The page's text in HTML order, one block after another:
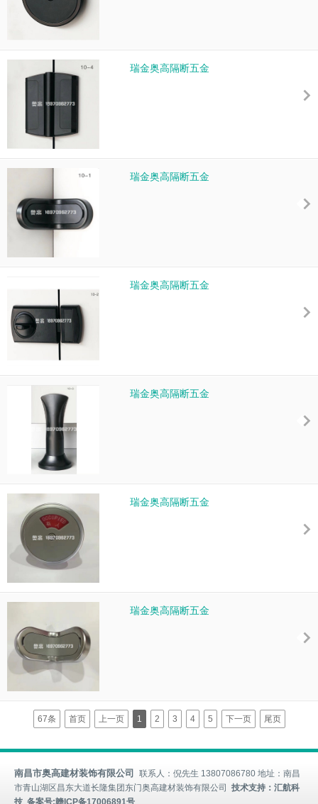
瑞金奥高隔断五金
瑞金奥高隔断五金
瑞金奥高隔断五金
瑞金奥高隔断五金
瑞金奥高隔断五金
瑞金奥高隔断五金
67条 首页 上一页 1 2 3 4 5 下一页 尾页
南昌市奥高建材装饰有限公司
联系人：倪先生 13807086780 地址：南昌
市青山湖区昌东大道长隆集团东门奥高建材装饰有限公司 技术支持：汇航科
技 备案号:赣ICP备17006891号